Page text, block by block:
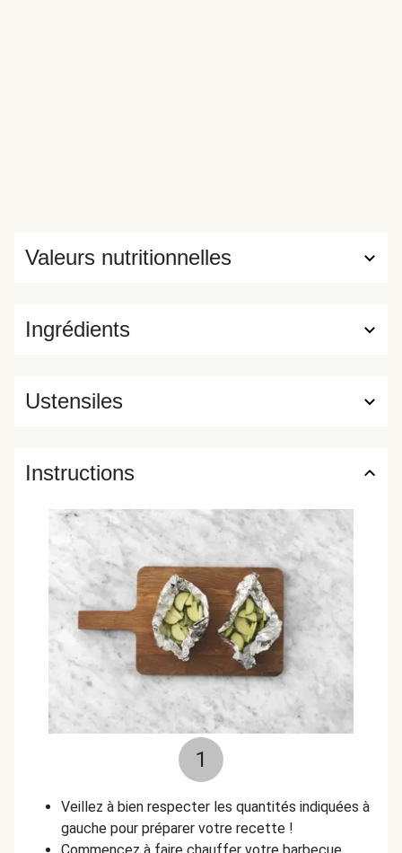
Ingrédients
Valeurs nutritionnelles
Ustensiles
Instructions
1
Veillez à bien respecter les quantités indiquées à
gauche pour préparer votre recette !